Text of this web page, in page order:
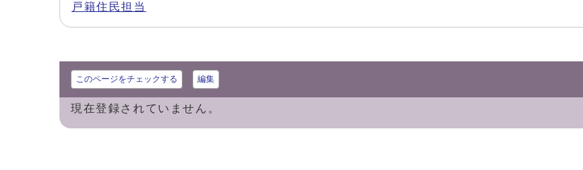
戸籍住民担当
このページをチェックする 編集
現在登録されていません。